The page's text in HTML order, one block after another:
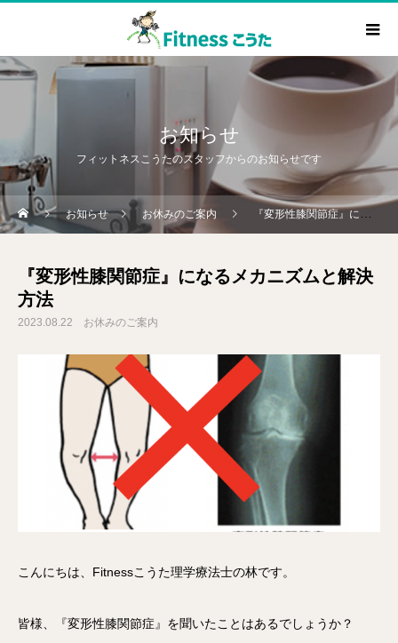
お知らせ
フィットネスこうたのスタッフからのお知らせです
お知らせ お休みのご案内 『変形性膝関節症』になるメカニズムと解決方法
『変形性膝関節症』になるメカニズムと解決
方法
2023.08.22 お休みのご案内
こんにちは、Fitnessこうた理学療法士の林です。
皆様、『変形性膝関節症』を聞いたことはあるでしょうか？